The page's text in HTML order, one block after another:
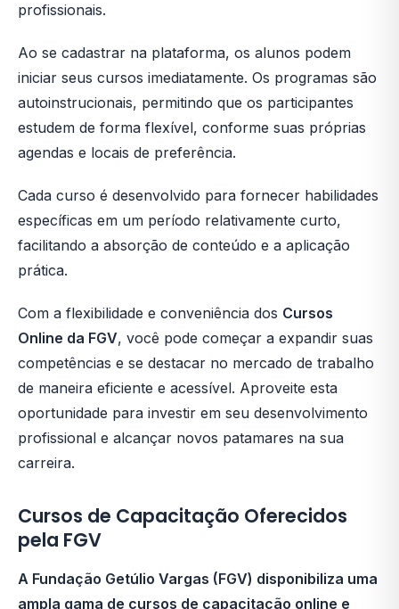
profissionais.
Ao se cadastrar na plataforma, os alunos podem
iniciar seus cursos imediatamente. Os programas são
autoinstrucionais, permitindo que os participantes
estudem de forma flexível, conforme suas próprias
agendas e locais de preferência.
Cada curso é desenvolvido para fornecer habilidades
específicas em um período relativamente curto,
facilitando a absorção de conteúdo e a aplicação
prática.
Com a flexibilidade e conveniência dos Cursos
Online da FGV, você pode começar a expandir suas
competências e se destacar no mercado de trabalho
de maneira eficiente e acessível. Aproveite esta
oportunidade para investir em seu desenvolvimento
profissional e alcançar novos patamares na sua
carreira.
Cursos de Capacitação Oferecidos
pela FGV
A Fundação Getúlio Vargas (FGV) disponibiliza uma
ampla gama de cursos de capacitação online e